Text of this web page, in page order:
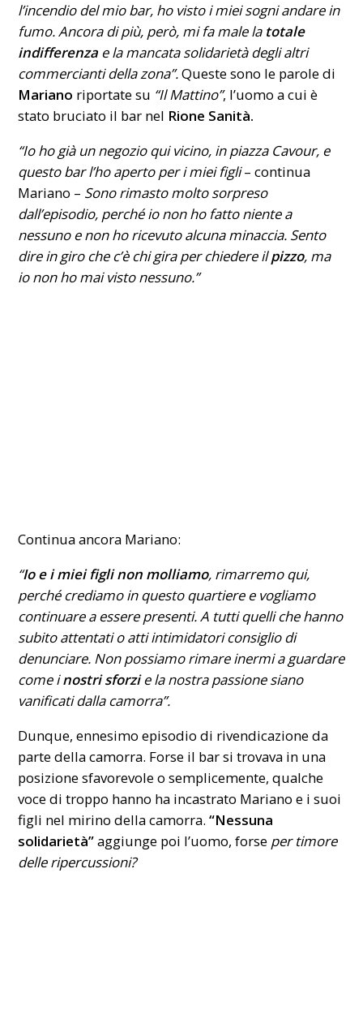
l’incendio del mio bar, ho visto i miei sogni andare in
fumo. Ancora di più, però, mi fa male la totale
indifferenza e la mancata solidarietà degli altri
commercianti della zona”.Queste sono le parole di
Mariano riportate su “Il Mattino”, l’uomo a cui è
stato bruciato il bar nel Rione Sanità.
“Io ho già un negozio qui vicino, inpiazza Cavour, e
questo bar l’ho aperto per i miei figli– continua
Mariano – Sono rimasto molto sorpreso
dall’episodio, perché io non ho fatto niente a
nessuno e non ho ricevuto alcuna minaccia. Sento
dire in giro che c’è chi gira per chiedere ilpizzo, ma
io non ho mai visto nessuno.”
Continua ancora Mariano:
“Io e i miei figli non molliamo, rimarremo qui,
perché crediamo in questo quartiere e vogliamo
continuare a essere presenti. A tutti quelli che hanno
subito attentati o atti intimidatori consiglio di
denunciare. Non possiamo rimare inermi a guardare
come inostri sforzie la nostra passione siano
vanificati dalla camorra”.
Dunque, ennesimo episodio di rivendicazione da
parte dellacamorra. Forse il bar si trovava in una
posizione sfavorevole o semplicemente, qualche
voce di troppo hanno ha incastrato Mariano e i suoi
figli nel mirino della camorra.“Nessuna
solidarietà”aggiunge poi l’uomo, forse per timore
delle ripercussioni?